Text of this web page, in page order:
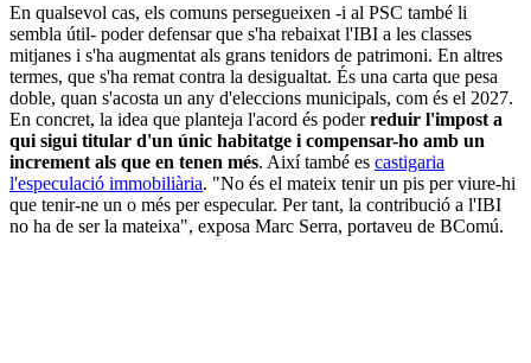
En qualsevol cas, els comuns persegueixen -i al PSC també li
sembla útil- poder defensar que s'ha rebaixat l'IBI a les classes
mitjanes i s'ha augmentat als grans tenidors de patrimoni. En altres
termes, que s'ha remat contra la desigualtat. És una carta que pesa
doble, quan s'acosta un any d'eleccions municipals, com és el 2027.
En concret, la idea que planteja l'acord és poderreduir l'impost a
qui sigui titular d'un únic habitatge i compensar-ho amb un
increment als que en tenen més. Així també es castigaria
l'especulació immobiliària. "No és el mateix tenir un pis per viure-hi
que tenir-ne un o més per especular. Per tant, la contribució a l'IBI
no ha de ser la mateixa", exposa Marc Serra, portaveu de BComú.